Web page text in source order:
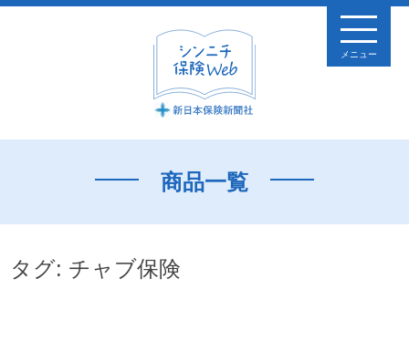
メニュー
商品一覧
タグ: チャブ保険